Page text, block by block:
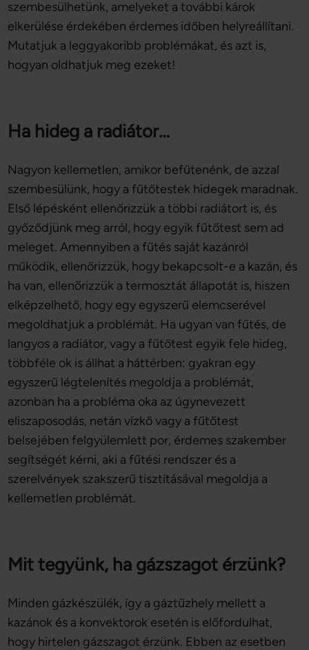
szembesülhetünk, amelyeket a további károk
elkerülése érdekében érdemes időben helyreállítani.
Mutatjuk a leggyakoribb problémákat, és azt is,
hogyan oldhatjuk meg ezeket!
Ha hideg a radiátor…
Nagyon kellemetlen, amikor befűtenénk, de azzal
szembesülünk, hogy a fűtőtestek hidegek maradnak.
Első lépésként ellenőrizzük a többi radiátort is, és
győződjünk meg arról, hogy egyik fűtőtest sem ad
meleget. Amennyiben a fűtés saját kazánról
működik, ellenőrizzük, hogy bekapcsolt-e a kazán, és
ha van, ellenőrizzük a termosztát állapotát is, hiszen
elképzelhető, hogy egy egyszerű elemcserével
megoldhatjuk a problémát. Ha ugyan van fűtés, de
langyos a radiátor, vagy a fűtőtest egyik fele hideg,
többféle ok is állhat a háttérben: gyakran egy
egyszerű légtelenítés megoldja a problémát,
azonban ha a probléma oka az úgynevezett
eliszaposodás, netán vízkő vagy a fűtőtest
belsejében felgyülemlett por, érdemes szakember
segítségét kérni, aki a fűtési rendszer és a
szerelvények szakszerű tisztításával megoldja a
kellemetlen problémát.
Mit tegyünk, ha gázszagot érzünk?
Minden gázkészülék, így a gáztűzhely mellett a
kazánok és a konvektorok esetén is előfordulhat,
hogy hirtelen gázszagot érzünk. Ebben az esetben